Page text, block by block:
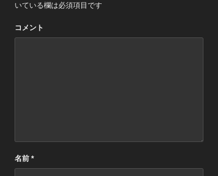
いている欄は必須項目です
コメント
名前 *